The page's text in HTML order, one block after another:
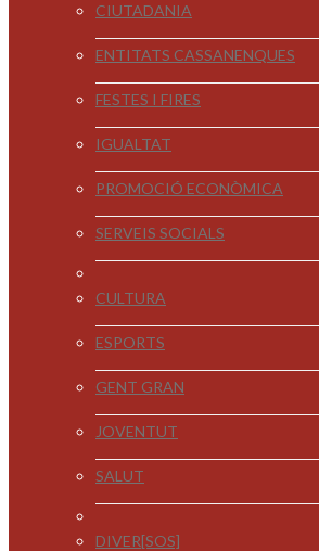
CIUTADANIA
ENTITATS CASSANENQUES
FESTES I FIRES
IGUALTAT
PROMOCIÓ ECONÒMICA
SERVEIS SOCIALS
CULTURA
ESPORTS
GENT GRAN
JOVENTUT
SALUT
DIVER[SOS]